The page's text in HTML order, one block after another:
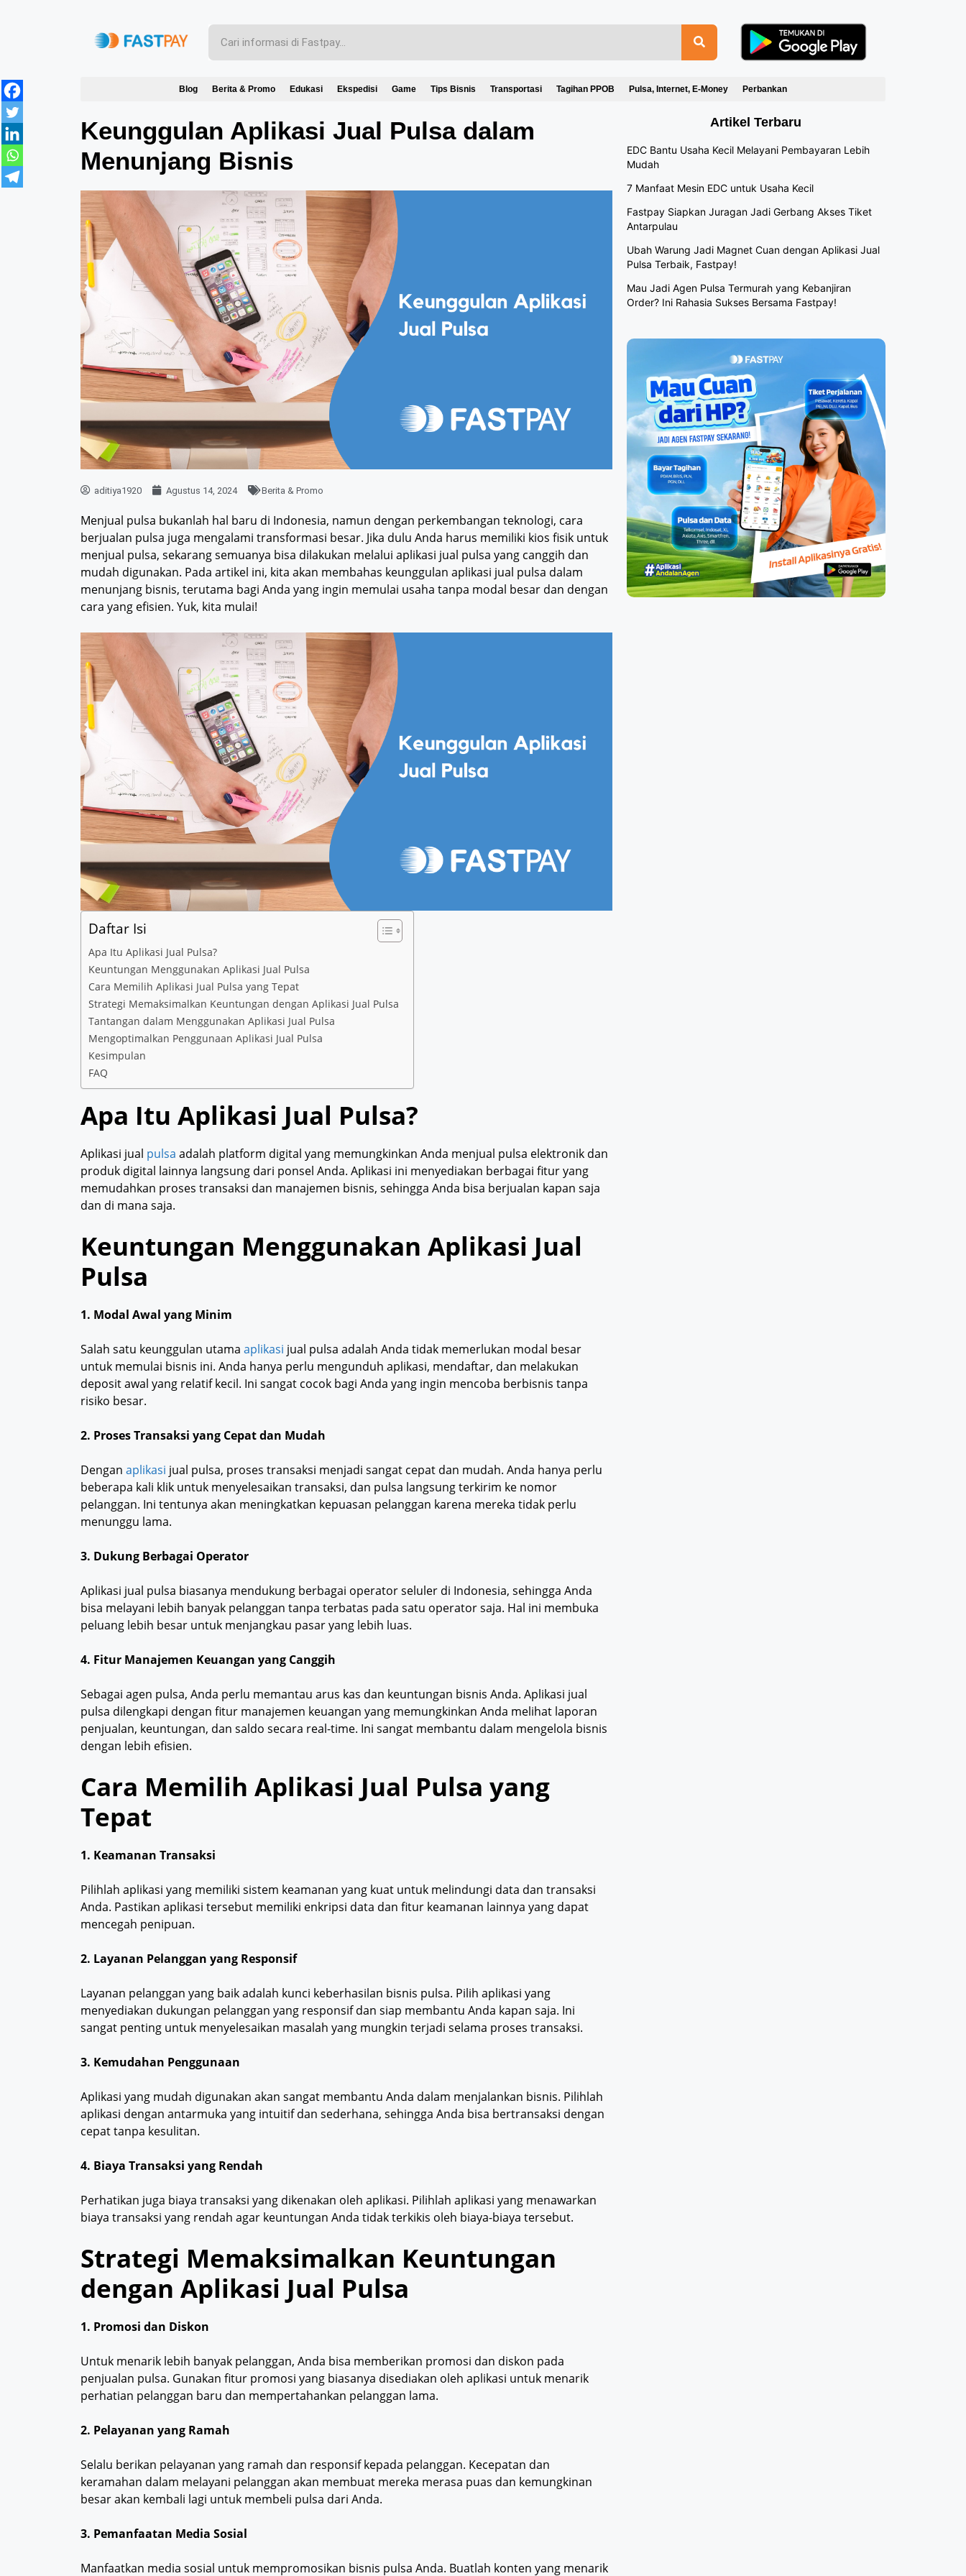
Blog Berita & Promo Edukasi Ekspedisi Game Tips Bisnis Transportasi Tagihan PPOB Pulsa, Internet, E-Money Perbankan
Keunggulan Aplikasi Jual Pulsa dalam
Menunjang Bisnis
aditiya1920 Agustus 14, 2024 Berita & Promo
Menjual pulsa bukanlah hal baru di Indonesia, namun dengan perkembangan teknologi, cara
berjualan pulsa juga mengalami transformasi besar. Jika dulu Anda harus memiliki kios fisik untuk
menjual pulsa, sekarang semuanya bisa dilakukan melalui aplikasi jual pulsa yang canggih dan
mudah digunakan. Pada artikel ini, kita akan membahas keunggulan aplikasi jual pulsa dalam
menunjang bisnis, terutama bagi Anda yang ingin memulai usaha tanpa modal besar dan dengan
cara yang efisien. Yuk, kita mulai!
Daftar Isi
Apa Itu Aplikasi Jual Pulsa?
Keuntungan Menggunakan Aplikasi Jual Pulsa
Cara Memilih Aplikasi Jual Pulsa yang Tepat
Strategi Memaksimalkan Keuntungan dengan Aplikasi Jual Pulsa
Tantangan dalam Menggunakan Aplikasi Jual Pulsa
Mengoptimalkan Penggunaan Aplikasi Jual Pulsa
Kesimpulan
FAQ
Apa Itu Aplikasi Jual Pulsa?
Aplikasi jual pulsa adalah platform digital yang memungkinkan Anda menjual pulsa elektronik dan
produk digital lainnya langsung dari ponsel Anda. Aplikasi ini menyediakan berbagai fitur yang
memudahkan proses transaksi dan manajemen bisnis, sehingga Anda bisa berjualan kapan saja
dan di mana saja.
Keuntungan Menggunakan Aplikasi Jual
Pulsa
1. Modal Awal yang Minim
Salah satu keunggulan utama aplikasi jual pulsa adalah Anda tidak memerlukan modal besar
untuk memulai bisnis ini. Anda hanya perlu mengunduh aplikasi, mendaftar, dan melakukan
deposit awal yang relatif kecil. Ini sangat cocok bagi Anda yang ingin mencoba berbisnis tanpa
risiko besar.
2. Proses Transaksi yang Cepat dan Mudah
Dengan aplikasi jual pulsa, proses transaksi menjadi sangat cepat dan mudah. Anda hanya perlu
beberapa kali klik untuk menyelesaikan transaksi, dan pulsa langsung terkirim ke nomor
pelanggan. Ini tentunya akan meningkatkan kepuasan pelanggan karena mereka tidak perlu
menunggu lama.
3. Dukung Berbagai Operator
Aplikasi jual pulsa biasanya mendukung berbagai operator seluler di Indonesia, sehingga Anda
bisa melayani lebih banyak pelanggan tanpa terbatas pada satu operator saja. Hal ini membuka
peluang lebih besar untuk menjangkau pasar yang lebih luas.
4. Fitur Manajemen Keuangan yang Canggih
Sebagai agen pulsa, Anda perlu memantau arus kas dan keuntungan bisnis Anda. Aplikasi jual
pulsa dilengkapi dengan fitur manajemen keuangan yang memungkinkan Anda melihat laporan
penjualan, keuntungan, dan saldo secara real-time. Ini sangat membantu dalam mengelola bisnis
dengan lebih efisien.
Cara Memilih Aplikasi Jual Pulsa yang
Tepat
1. Keamanan Transaksi
Pilihlah aplikasi yang memiliki sistem keamanan yang kuat untuk melindungi data dan transaksi
Anda. Pastikan aplikasi tersebut memiliki enkripsi data dan fitur keamanan lainnya yang dapat
mencegah penipuan.
2. Layanan Pelanggan yang Responsif
Layanan pelanggan yang baik adalah kunci keberhasilan bisnis pulsa. Pilih aplikasi yang
menyediakan dukungan pelanggan yang responsif dan siap membantu Anda kapan saja. Ini
sangat penting untuk menyelesaikan masalah yang mungkin terjadi selama proses transaksi.
3. Kemudahan Penggunaan
Aplikasi yang mudah digunakan akan sangat membantu Anda dalam menjalankan bisnis. Pilihlah
aplikasi dengan antarmuka yang intuitif dan sederhana, sehingga Anda bisa bertransaksi dengan
cepat tanpa kesulitan.
4. Biaya Transaksi yang Rendah
Perhatikan juga biaya transaksi yang dikenakan oleh aplikasi. Pilihlah aplikasi yang menawarkan
biaya transaksi yang rendah agar keuntungan Anda tidak terkikis oleh biaya-biaya tersebut.
Strategi Memaksimalkan Keuntungan
dengan Aplikasi Jual Pulsa
1. Promosi dan Diskon
Untuk menarik lebih banyak pelanggan, Anda bisa memberikan promosi dan diskon pada
penjualan pulsa. Gunakan fitur promosi yang biasanya disediakan oleh aplikasi untuk menarik
perhatian pelanggan baru dan mempertahankan pelanggan lama.
2. Pelayanan yang Ramah
Selalu berikan pelayanan yang ramah dan responsif kepada pelanggan. Kecepatan dan
keramahan dalam melayani pelanggan akan membuat mereka merasa puas dan kemungkinan
besar akan kembali lagi untuk membeli pulsa dari Anda.
3. Pemanfaatan Media Sosial
Manfaatkan media sosial untuk mempromosikan bisnis pulsa Anda. Buatlah konten yang menarik
Artikel Terbaru
EDC Bantu Usaha Kecil Melayani Pembayaran Lebih
Mudah
7 Manfaat Mesin EDC untuk Usaha Kecil
Fastpay Siapkan Juragan Jadi Gerbang Akses Tiket
Antarpulau
Ubah Warung Jadi Magnet Cuan dengan Aplikasi Jual
Pulsa Terbaik, Fastpay!
Mau Jadi Agen Pulsa Termurah yang Kebanjiran
Order? Ini Rahasia Sukses Bersama Fastpay!